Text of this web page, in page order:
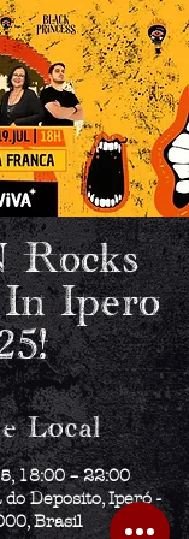
Rocks
Ipero
Local
18:00 – 22:00
Deposito, Iperó -
Brasil